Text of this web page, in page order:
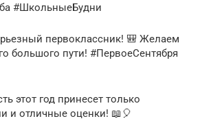
#ШкольныеБудни
первоклассник! 🎒 Желаем
большого пути! #ПервоеСентября
этот год принесет только
и отличные оценки! 📖🎈